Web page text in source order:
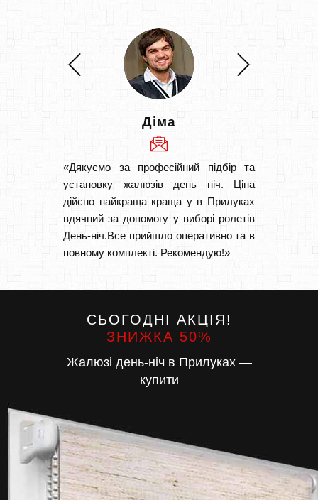
Діма
«Дякуємо за професійний підбір та
установку жалюзів день ніч. Ціна
дійсно найкраща краща у в Прилуках
вдячний за допомогу у виборі ролетів
День-ніч.Все прийшло оперативно та в
повному комплекті. Рекомендую!»
СЬОГОДНІ АКЦІЯ!
ЗНИЖКА 50%
Жалюзі день-ніч в Прилуках —
купити